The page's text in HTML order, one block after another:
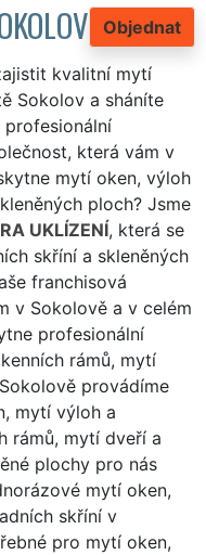
Objednat
kvalitní mytí
Sokolov a sháníte
profesionální
která vám v
mytí oken, výloh
ploch? Jsme
UKLÍZENÍ, která se
skříní a skleněných
franchisová
v Sokolově a v celém
profesionální
rámů, mytí
provádíme
mytí výloh a
rámů, mytí dveří a
plochy pro nás
mytí oken,
skříní v
pro mytí oken,